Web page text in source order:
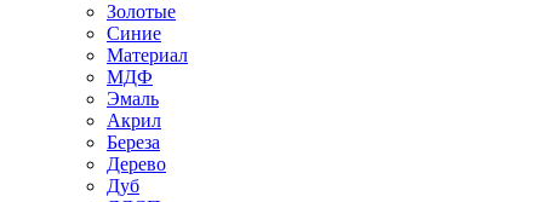
Золотые
Синие
Материал
МДФ
Эмаль
Акрил
Береза
Дерево
Дуб